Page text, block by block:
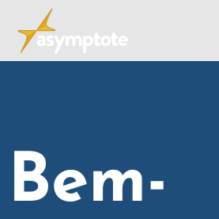
Bem-